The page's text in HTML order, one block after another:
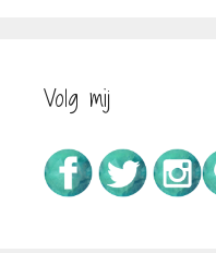
Volg mij